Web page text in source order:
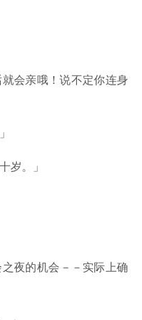
会亲哦！说不定你连身
岁。」
夜的机会－－实际上确